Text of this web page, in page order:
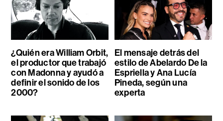
¿Quién era William Orbit,
el productor que trabajó
con Madonna y ayudó a
definir el sonido de los
2000?
El mensaje detrás del
estilo de Abelardo De la
Espriella y Ana Lucía
Pineda, según una
experta